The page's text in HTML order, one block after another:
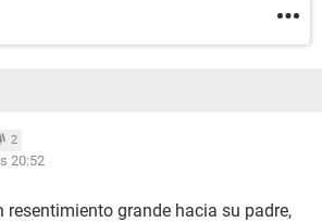
2
20:52
resentimiento grande hacia su padre,